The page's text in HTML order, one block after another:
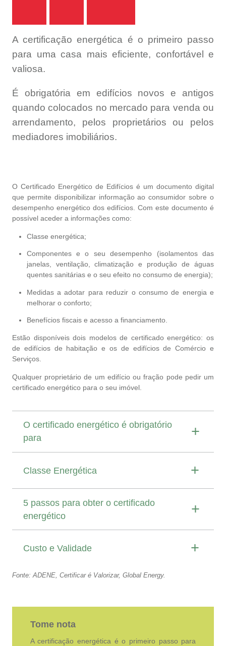
A certificação energética é o primeiro passo
para uma casa mais eficiente, confortável e
valiosa.
É obrigatória em edifícios novos e antigos
quando colocados no mercado para venda ou
arrendamento, pelos proprietários ou pelos
mediadores imobiliários.
O Certificado Energético de Edifícios é um documento digital
que permite disponibilizar informação ao consumidor sobre o
desempenho energético dos edifícios. Com este documento é
possível aceder a informações como:
Classe energética;
Componentes e o seu desempenho (isolamentos das
janelas, ventilação, climatização e produção de águas
quentes sanitárias e o seu efeito no consumo de energia);
Medidas a adotar para reduzir o consumo de energia e
melhorar o conforto;
Benefícios fiscais e acesso a financiamento.
Estão disponíveis dois modelos de certificado energético: os
de edifícios de habitação e os de edifícios de Comércio e
Serviços.
Qualquer proprietário de um edifício ou fração pode pedir um
certificado energético para o seu imóvel.
O certificado energético é obrigatório
para
Classe Energética
5 passos para obter o certificado
energético
Custo e Validade
Fonte: ADENE, Certificar é Valorizar, Global Energy.
Tome nota
A certificação energética é o primeiro passo para